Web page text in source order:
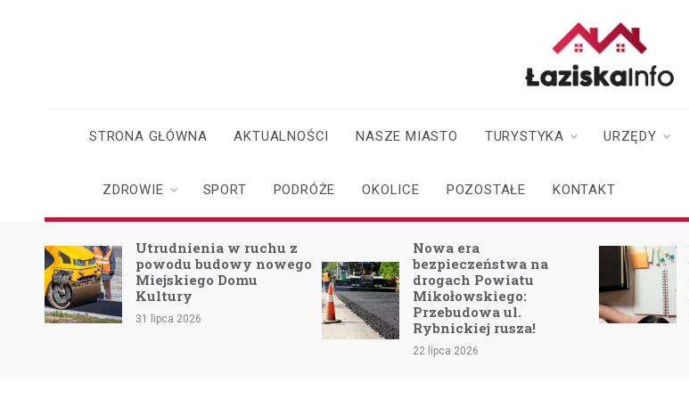
STRONA GŁÓWNA AKTUALNOŚCI NASZE MIASTO TURYSTYKA URZĘDY
ZDROWIE SPORT PODRÓŻE OKOLICE POZOSTAŁE KONTAKT
Utrudnienia w ruchu z
powodu budowy nowego
Miejskiego Domu
Kultury
31 lipca 2026
Nowa era
bezpieczeństwa na
drogach Powiatu
Mikołowskiego:
Przebudowa ul.
Rybnickiej rusza!
22 lipca 2026